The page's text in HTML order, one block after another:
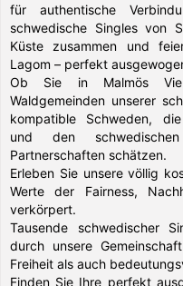
für authentische
schwedische Singles von
Küste zusammen und
Lagom – perfekt
Ob Sie in Malmös
Waldgemeinden unserer
kompatible Schweden,
und den
Partnerschaften schätzen.
Erleben Sie unsere völlig
Werte der Fairness,
verkörpert.
Tausende schwedischer
durch unsere
Freiheit als auch
Finden Sie Ihre perfekt